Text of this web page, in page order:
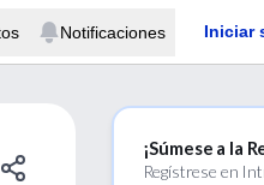
Notificaciones Iniciar
¡Súmese a la
Regístrese en